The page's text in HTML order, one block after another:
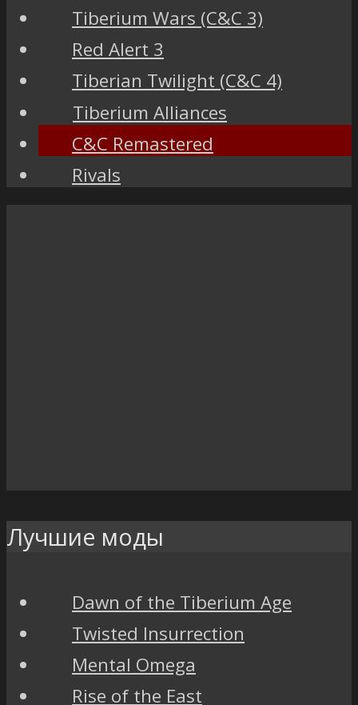
Tiberium Wars (C&C 3)
Red Alert 3
Tiberian Twilight (C&C 4)
Tiberium Alliances
C&C Remastered
Rivals
Лучшие моды
Dawn of the Tiberium Age
Twisted Insurrection
Mental Omega
Rise of the East